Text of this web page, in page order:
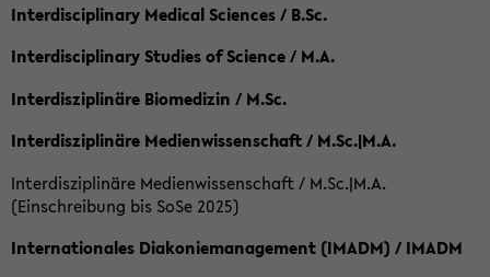
Interdisciplinary Medical Sciences / B.Sc.
Interdisciplinary Studies of Science / M.A.
Interdisziplinäre Biomedizin / M.Sc.
Interdisziplinäre Medienwissenschaft / M.Sc.|M.A.
Interdisziplinäre Medienwissenschaft / M.Sc.|M.A.
(Einschreibung bis SoSe 2025)
Internationales Diakoniemanagement (IMADM) / IMADM